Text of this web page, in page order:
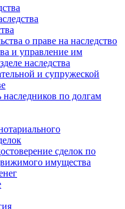
о праве на наследство
и управление им
наследства
и супружеской
наследников по долгам
сделок по
имущества